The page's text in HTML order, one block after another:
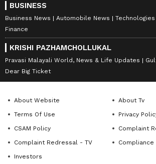
BUSINESS
Business News Automobile News Technologies
Finance
KRISHI PAZHAMCHOLLUKAL
Pravasi Malayali World, News & Life Updates
Dear Big Ticket
About Website
About Tv
Terms Of Use
Privacy
CSAM Policy
Complaint
Complaint Redressal - TV
Investors